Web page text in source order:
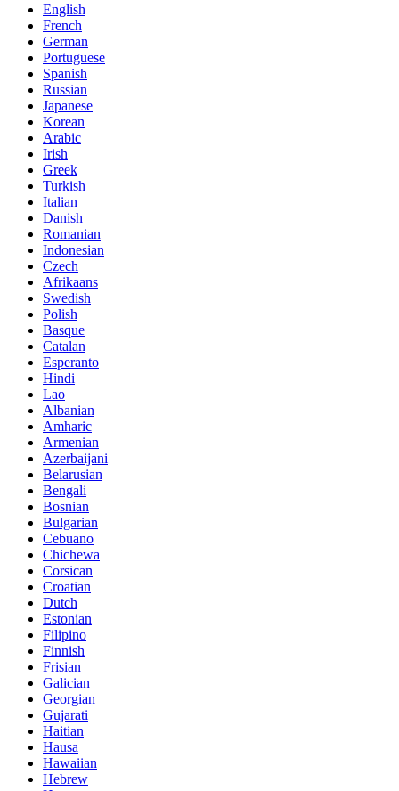
English
French
German
Portuguese
Spanish
Russian
Japanese
Korean
Arabic
Irish
Greek
Turkish
Italian
Danish
Romanian
Indonesian
Czech
Afrikaans
Swedish
Polish
Basque
Catalan
Esperanto
Hindi
Lao
Albanian
Amharic
Armenian
Azerbaijani
Belarusian
Bengali
Bosnian
Bulgarian
Cebuano
Chichewa
Corsican
Croatian
Dutch
Estonian
Filipino
Finnish
Frisian
Galician
Georgian
Gujarati
Haitian
Hausa
Hawaiian
Hebrew